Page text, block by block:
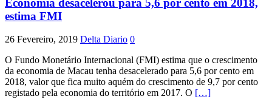
Economia desacelerou para 5,6 por cento em 2018,
estima FMI
26 Fevereiro, 2019 Delta Diario 0
O Fundo Monetário Internacional (FMI) estima que o crescimento
da economia de Macau tenha desacelerado para 5,6 por cento em
2018, valor que fica muito aquém do crescimento de 9,7 por cento
registado pela economia do território em 2017. O […]